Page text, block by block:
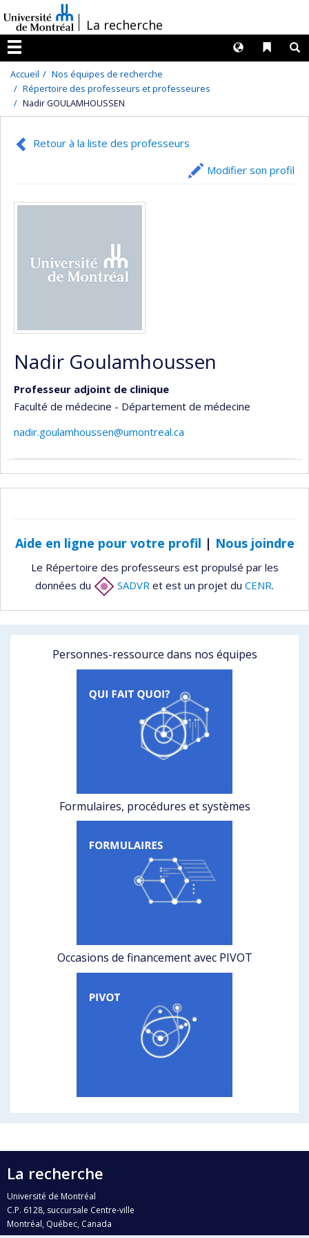
au
contenu
/La recherche
Menu
Liens
Langues
Accueil
Nos équipes de recherche
Répertoire des professeurs et professeures
Nadir GOULAMHOUSSEN
Retour à la liste des professeurs
Modifier son profil
Nadir Goulamhoussen
Professeur adjoint de clinique
Faculté de médecine - Département de médecine
nadir.goulamhoussen@umontreal.ca
Aide en ligne pour votre profil | Nous joindre
Le Répertoire des professeurs est propulsé par les
données du
SADVR et est un projet du CENR.
Personnes-ressource dans nos équipes
Formulaires, procédures et systèmes
Occasions de financement avec PIVOT
La recherche
Université de Montréal
C.P. 6128, succursale Centre-ville
Montréal, Québec, Canada